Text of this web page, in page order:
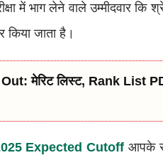
में भाग लेने वाले उम्मीदवार कि
जाता है।
मेरिट लिस्ट, Rank List
Expected Cutoff आपके